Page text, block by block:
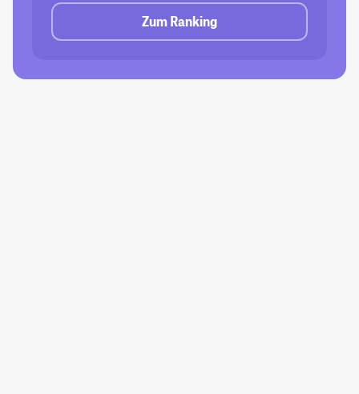
Zum Ranking